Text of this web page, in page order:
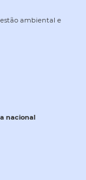
ambiental e
nacional